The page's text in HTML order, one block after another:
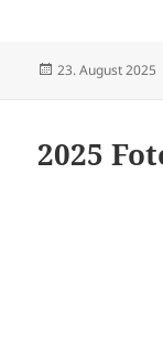
Veröffentlicht
23. August 2025
2025